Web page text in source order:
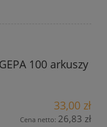
100 arkuszy
33,00 zł
Cena netto: 26,83 zł